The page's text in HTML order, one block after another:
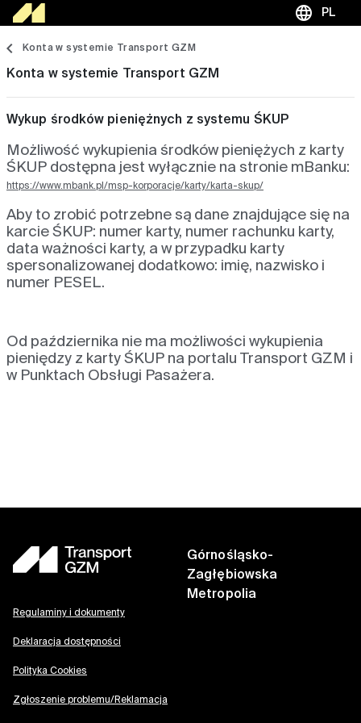
language PL
Konta w systemie Transport GZM
Konta w systemie Transport GZM
Wykup środków pieniężnych z systemu ŚKUP
Możliwość wykupienia środków pieniężych z karty
ŚKUP dostępna jest wyłącznie na stronie mBanku:
https://www.mbank.pl/msp-korporacje/karty/karta-skup/
Aby to zrobić potrzebne są dane znajdujące się na
karcie ŚKUP: numer karty, numer rachunku karty,
data ważności karty, a w przypadku karty
spersonalizowanej dodatkowo: imię, nazwisko i
numer PESEL.
Od października nie ma możliwości wykupienia
pieniędzy z karty ŚKUP na portalu Transport GZM i
w Punktach Obsługi Pasażera.
Regulaminy i dokumenty
Deklaracja dostępności
Polityka Cookies
Zgłoszenie problemu/Reklamacja
Górnośląsko-
Zagłębiowska
Metropolia